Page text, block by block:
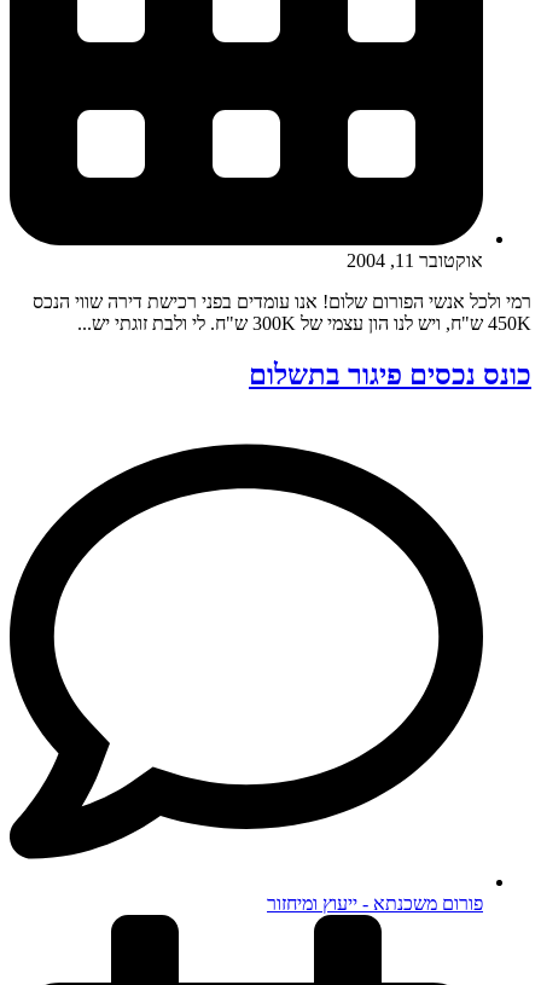
אוקטובר 11, 2004
רמי ולכל אנשי הפורום שלום! אנו עומדים בפני רכישת דירה שווי הנכס
450K ש"ח, ויש לנו הון עצמי של 300K ש"ח. לי ולבת זוגתי יש...
כונס נכסים פיגור בתשלום
פורום משכנתא - ייעוץ ומיחזור